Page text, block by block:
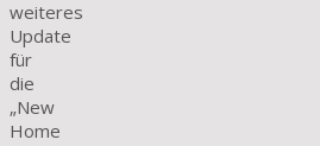
weiteres
Update
für
die
„New
Home